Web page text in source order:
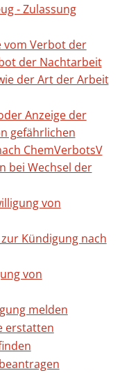
- Zulassung
vom Verbot der
der Nachtarbeit
der Art der Arbeit
Anzeige der
gefährlichen
ChemVerbotsV
bei Wechsel der
von
Kündigung nach
von
melden
erstatten